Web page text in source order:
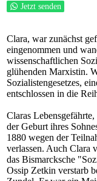
Jetzt senden
Clara, war zunächst
eingenommen und
wissenschaftlichen
glühenden Marxistin.
Sozialistengesetzes,
entschlossen in die
Claras
der Geburt ihres
1880 wegen der
verlassen. Auch Clara
das Bismarcksche
Ossip Zetkin verstarb